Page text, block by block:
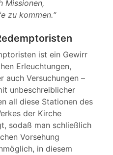
Missionen,
zu kommen.“
ist ein Gewirr
Erleuchtungen,
auch Versuchungen –
unbeschreiblicher
all diese Stationen des
der Kirche
sodaß man schließlich
Vorsehung
in diesem